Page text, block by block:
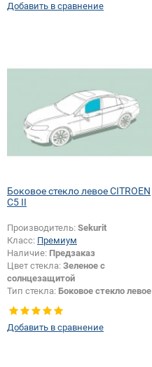
Добавить в сравнение
Боковое стекло левое CITROEN
C5 II
Производитель: Sekurit
Класс: Премиум
Наличие: Предзаказ
Цвет стекла: Зеленое с
солнцезащитой
Тип стекла: Боковое стекло левое
Добавить в сравнение